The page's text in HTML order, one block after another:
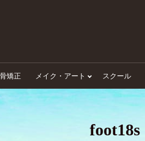
矯正 メイク・アート スクール
foot18s